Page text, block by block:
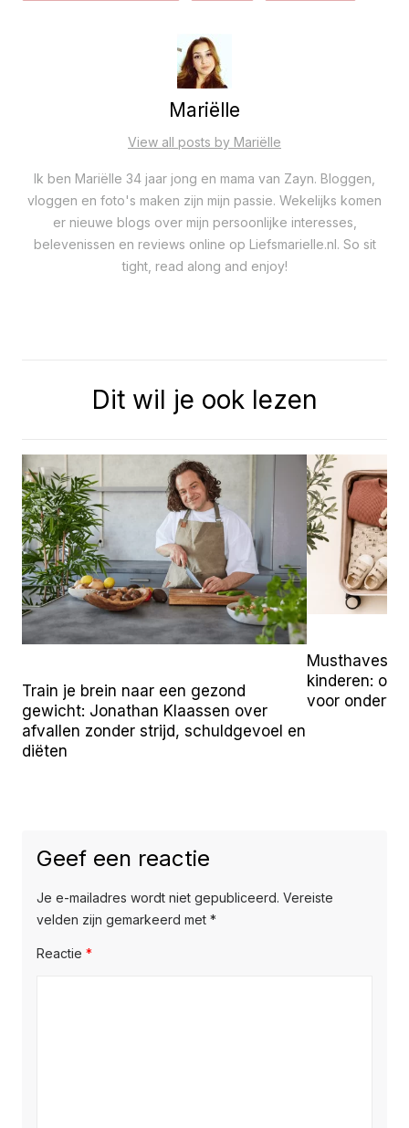
Mariëlle
View all posts by Mariëlle
Ik ben Mariëlle 34 jaar jong en mama van Zayn. Bloggen,
vloggen en foto's maken zijn mijn passie. Wekelijks komen
er nieuwe blogs over mijn persoonlijke interesses,
belevenissen en reviews online op Liefsmarielle.nl. So sit
tight, read along and enjoy!
Dit wil je ook lezen
Train je brein naar een gezond
gewicht: Jonathan Klaassen over
afvallen zonder strijd, schuldgevoel en
diëten
Musthaves
kinderen:
voor
Geef een reactie
Je e-mailadres wordt niet gepubliceerd. Vereiste
velden zijn gemarkeerd met *
Reactie *